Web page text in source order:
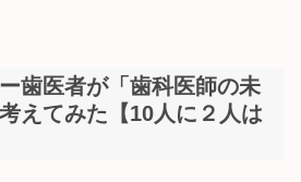
歯医者が「歯科医師の未
えてみた【10人に２人は